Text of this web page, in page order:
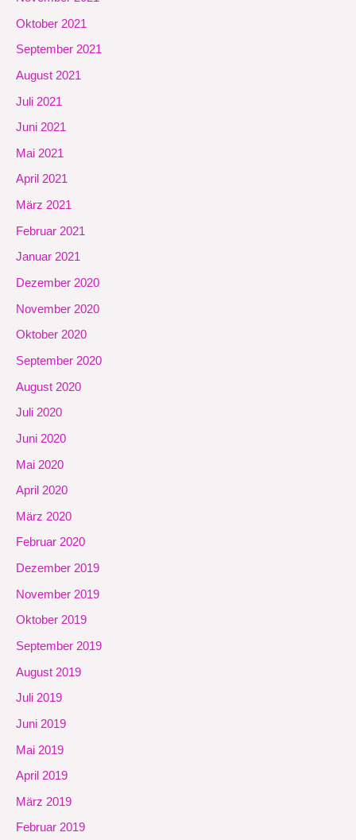
Oktober 2021
September 2021
August 2021
Juli 2021
Juni 2021
Mai 2021
April 2021
März 2021
Februar 2021
Januar 2021
Dezember 2020
November 2020
Oktober 2020
September 2020
August 2020
Juli 2020
Juni 2020
Mai 2020
April 2020
März 2020
Februar 2020
Dezember 2019
November 2019
Oktober 2019
September 2019
August 2019
Juli 2019
Juni 2019
Mai 2019
April 2019
März 2019
Februar 2019